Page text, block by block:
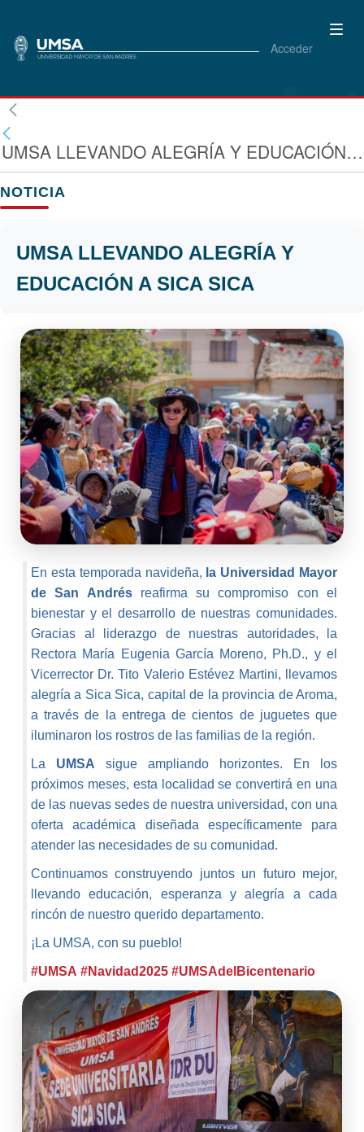
Acceder
UMSA LLEVANDO ALEGRÍA Y EDUCACIÓN A SICA SICA
NOTICIA
UMSA LLEVANDO ALEGRÍA Y
EDUCACIÓN A SICA SICA
En esta temporada navideña, la Universidad Mayor
de San Andrésreafirma su compromiso con el
bienestar y el desarrollo de nuestras comunidades.
Gracias al liderazgo de nuestras autoridades, la
Rectora María Eugenia García Moreno, Ph.D., y el
Vicerrector Dr. Tito Valerio Estévez Martini, llevamos
alegría a Sica Sica, capital de la provincia de Aroma,
a través de la entrega de cientos de juguetes que
iluminaron los rostros de las familias de la región.
La UMSA sigue ampliando horizontes. En los
próximos meses, esta localidad se convertirá en una
de las nuevas sedes de nuestra universidad, con una
oferta académica diseñada específicamente para
atender las necesidades de su comunidad.
Continuamos construyendo juntos un futuro mejor,
llevando educación, esperanza y alegría a cada
rincón de nuestro querido departamento.
¡La UMSA, con su pueblo!
#UMSA #Navidad2025 #UMSAdelBicentenario